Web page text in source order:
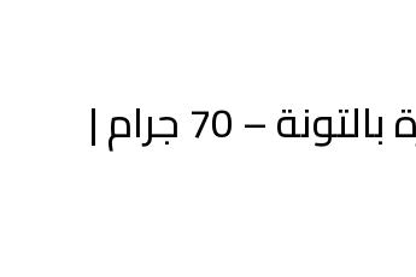
طعام رطب ناتشورال كود للقطط الصغيرة بالتونة – 70 جرام |